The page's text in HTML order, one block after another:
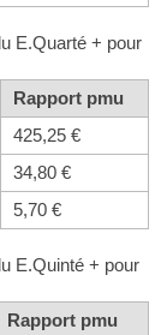
E.Quarté + pour
Rapport pmu
425,25 €
34,80 €
5,70 €
E.Quinté + pour
Rapport pmu